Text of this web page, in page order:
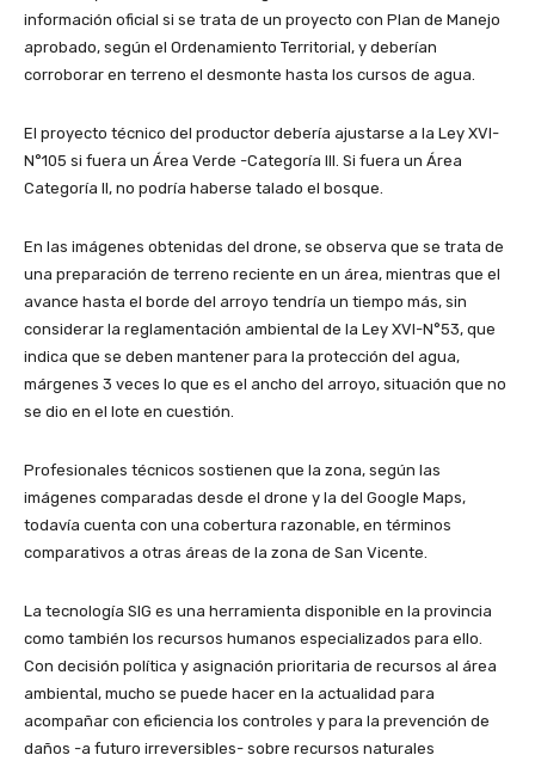
información oficial si se trata de un proyecto con Plan de Manejo
aprobado, según el Ordenamiento Territorial, y deberían
corroborar en terreno el desmonte hasta los cursos de agua.
El proyecto técnico del productor debería ajustarse a la Ley XVI-
N°105 si fuera un Área Verde -Categoría III. Si fuera un Área
Categoría II, no podría haberse talado el bosque.
En las imágenes obtenidas del drone, se observa que se trata de
una preparación de terreno reciente en un área, mientras que el
avance hasta el borde del arroyo tendría un tiempo más, sin
considerar la reglamentación ambiental de la Ley XVI-N°53, que
indica que se deben mantener para la protección del agua,
márgenes 3 veces lo que es el ancho del arroyo, situación que no
se dio en el lote en cuestión.
Profesionales técnicos sostienen que la zona, según las
imágenes comparadas desde el drone y la del Google Maps,
todavía cuenta con una cobertura razonable, en términos
comparativos a otras áreas de la zona de San Vicente.
La tecnología SIG es una herramienta disponible en la provincia
como también los recursos humanos especializados para ello.
Con decisión política y asignación prioritaria de recursos al área
ambiental, mucho se puede hacer en la actualidad para
acompañar con eficiencia los controles y para la prevención de
daños -a futuro irreversibles- sobre recursos naturales